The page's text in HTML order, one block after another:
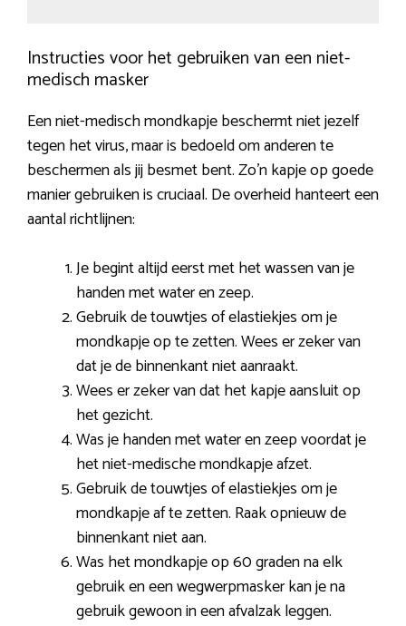
Instructies voor het gebruiken van een niet-
medisch masker
Een niet-medisch mondkapje beschermt niet jezelf
tegen het virus, maar is bedoeld om anderen te
beschermen als jij besmet bent. Zo’n kapje op goede
manier gebruiken is cruciaal. De overheid hanteert een
aantal richtlijnen:
Je begint altijd eerst met het wassen van je
handen met water en zeep.
Gebruik de touwtjes of elastiekjes om je
mondkapje op te zetten. Wees er zeker van
dat je de binnenkant niet aanraakt.
Wees er zeker van dat het kapje aansluit op
het gezicht.
Was je handen met water en zeep voordat je
het niet-medische mondkapje afzet.
Gebruik de touwtjes of elastiekjes om je
mondkapje af te zetten. Raak opnieuw de
binnenkant niet aan.
Was het mondkapje op 60 graden na elk
gebruik en een wegwerpmasker kan je na
gebruik gewoon in een afvalzak leggen.